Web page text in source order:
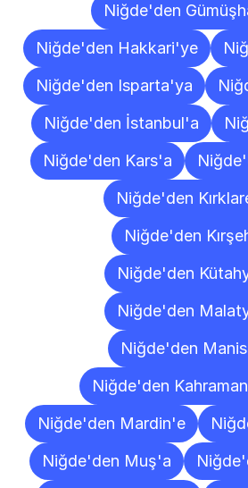
Niğde'den
Niğde'den Hakkari'ye
Niğde'den Isparta'ya
Niğde'den İstanbul'a
Niğde'den Kars'a
Niğde'den
Niğde'den
Niğde'den
Niğde'den
Niğde'den
Niğde'den
Niğde'den Mardin'e
Niğde'den Muş'a